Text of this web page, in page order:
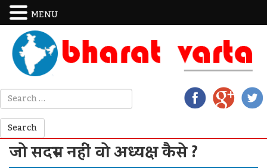
जो सदस्‍य नहीं वो अध्‍यक्ष कैसे ?
MENU